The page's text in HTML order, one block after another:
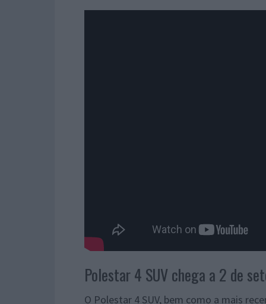
Polestar 4 SUV chega a 2 de
O Polestar 4 SUV, bem como a mais